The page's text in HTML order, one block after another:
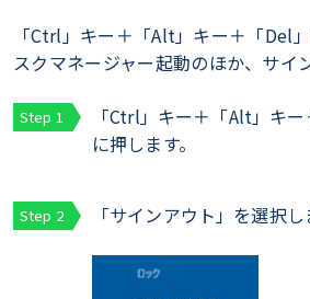
「Ctrl」キー＋「Alt」キー＋「Del
スクマネージャー起動のほか、サイ
「Ctrl」キー＋「Alt」キ
に押します。
「サインアウト」を選択し